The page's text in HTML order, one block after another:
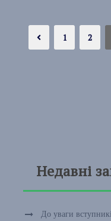
1 2
Недавні
До уваги